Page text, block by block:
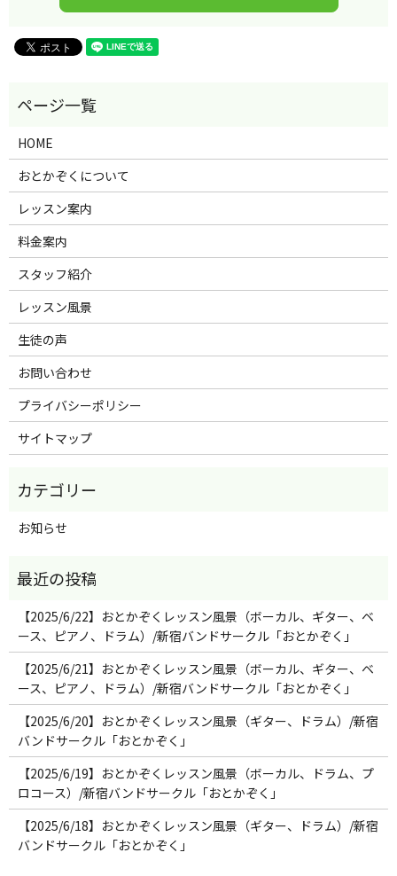
HOME
おとかぞくについて
レッスン案内
料金案内
スタッフ紹介
レッスン風景
生徒の声
お問い合わせ
プライバシーポリシー
サイトマップ
お知らせ
【2025/6/22】おとかぞくレッスン風景（ボーカル、ギター、ベ
ース、ピアノ、ドラム）/新宿バンドサークル「おとかぞく」
【2025/6/21】おとかぞくレッスン風景（ボーカル、ギター、ベ
ース、ピアノ、ドラム）/新宿バンドサークル「おとかぞく」
【2025/6/20】おとかぞくレッスン風景（ギター、ドラム）/新宿
バンドサークル「おとかぞく」
【2025/6/19】おとかぞくレッスン風景（ボーカル、ドラム、プ
ロコース）/新宿バンドサークル「おとかぞく」
【2025/6/18】おとかぞくレッスン風景（ギター、ドラム）/新宿
バンドサークル「おとかぞく」